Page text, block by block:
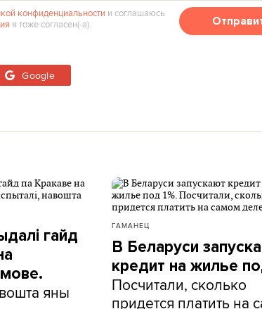
конфиденциальности и соглашаюсь
я тоже согласен(‑а).
Google
гайд
яны
ГАМАНЕЦ
В Беларуси
кредит на жилье
Посчитали, сколько
придется платить на